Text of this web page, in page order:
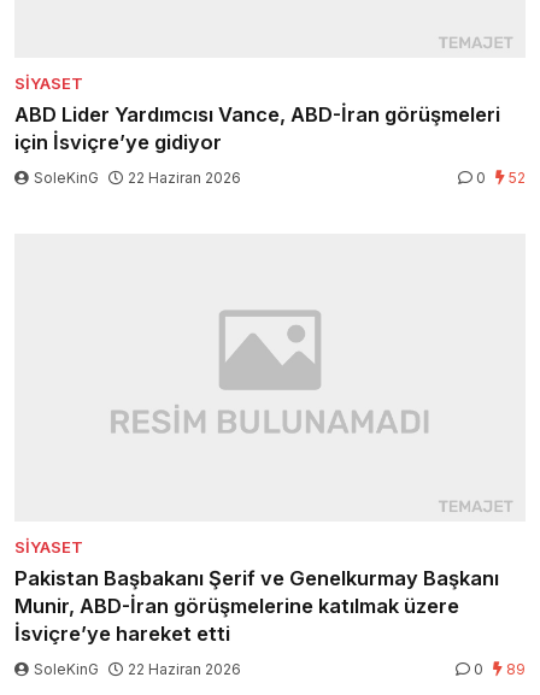
SIYASET
ABD Lider Yardımcısı Vance, ABD-İran görüşmeleri
için İsviçre’ye gidiyor
SoleKinG 22 Haziran 2026 0 52
SIYASET
Pakistan Başbakanı Şerif ve Genelkurmay Başkanı
Munir, ABD-İran görüşmelerine katılmak üzere
İsviçre’ye hareket etti
SoleKinG 22 Haziran 2026 0 89